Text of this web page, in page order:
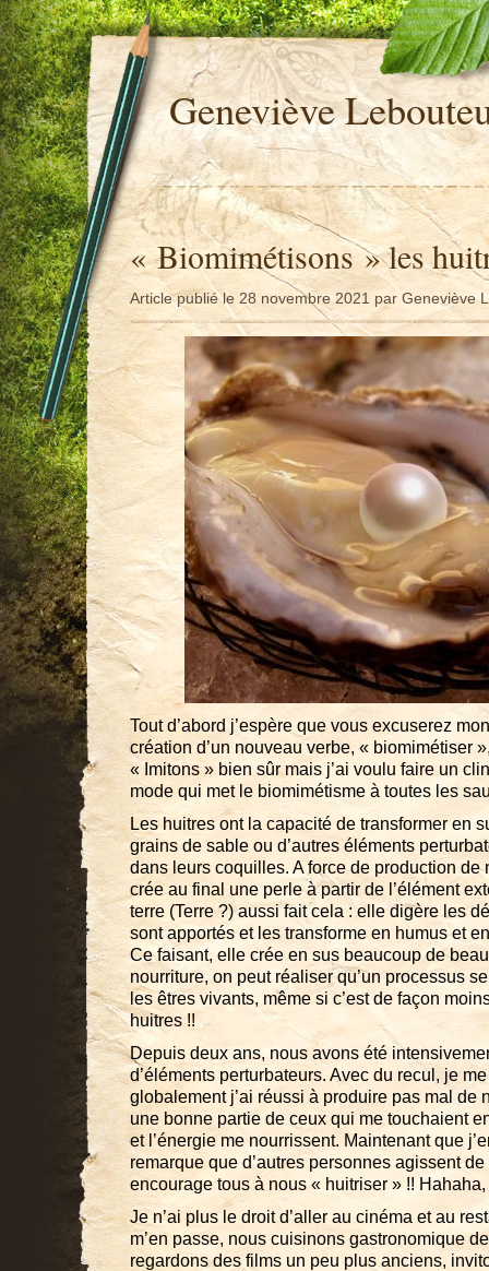
Geneviève
« Biomimétisons » les
Article publié le 28 novembre 2021 par Geneviève
Tout d’abord j’espère que vous excuserez
création d’un nouveau verbe, « biomimétiser
« Imitons » bien sûr mais j’ai voulu faire un
mode qui met le biomimétisme à toutes les
Les huitres ont la capacité de transformer en
grains de sable ou d’autres éléments
dans leurs coquilles. A force de production de
crée au final une perle à partir de l’élément
terre (Terre ?) aussi fait cela : elle digère les
sont apportés et les transforme en humus et
Ce faisant, elle crée en sus beaucoup de
nourriture, on peut réaliser qu’un processus
les êtres vivants, même si c’est de façon
huitres !!
Depuis deux ans, nous avons été
d’éléments perturbateurs. Avec du recul, je
globalement j’ai réussi à produire pas mal de
une bonne partie de ceux qui me touchaient
et l’énergie me nourrissent. Maintenant que
remarque que d’autres personnes agissent
encourage tous à nous « huitriser » !!
Je n’ai plus le droit d’aller au cinéma et au
m’en passe, nous cuisinons gastronomique
regardons des films un peu plus anciens,